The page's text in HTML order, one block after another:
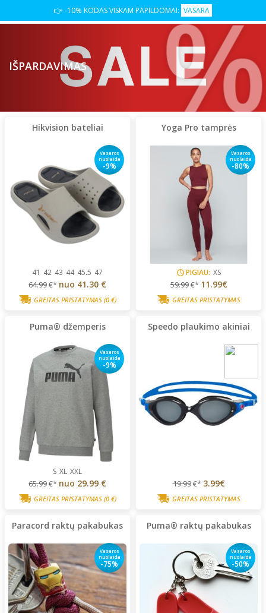
👉 -10% KODAS VISKAM PAPILDOMAI: VASARA
IŠPARDAVIMAS %
Hikvision bateliai
Vasaros
nuolaida
-9%
41 42 43 44 45.5 47
64.99€* nuo 41.30 €
GREITAS PRISTATYMAS (0 €)
Yoga Pro tamprės
Vasaros
nuolaida
-80%
PIGIAU: XS
59.99€* 11.99€
GREITAS PRISTATYMAS
Puma® džemperis
Vasaros
nuolaida
-9%
S XL XXL
65.99€* nuo 29.99 €
GREITAS PRISTATYMAS (0 €)
Speedo plaukimo akiniai
19.99€* 3.99€
GREITAS PRISTATYMAS
Paracord raktų pakabukas
Vasaros
nuolaida
-75%
Puma® raktų pakabukas
Vasaros
nuolaida
-50%